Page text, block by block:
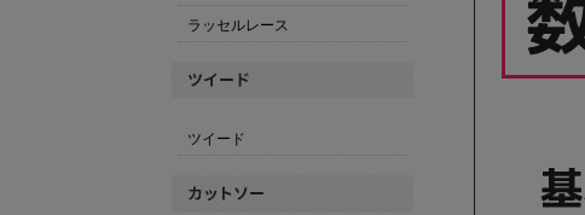
ラッセルレース
ツイード